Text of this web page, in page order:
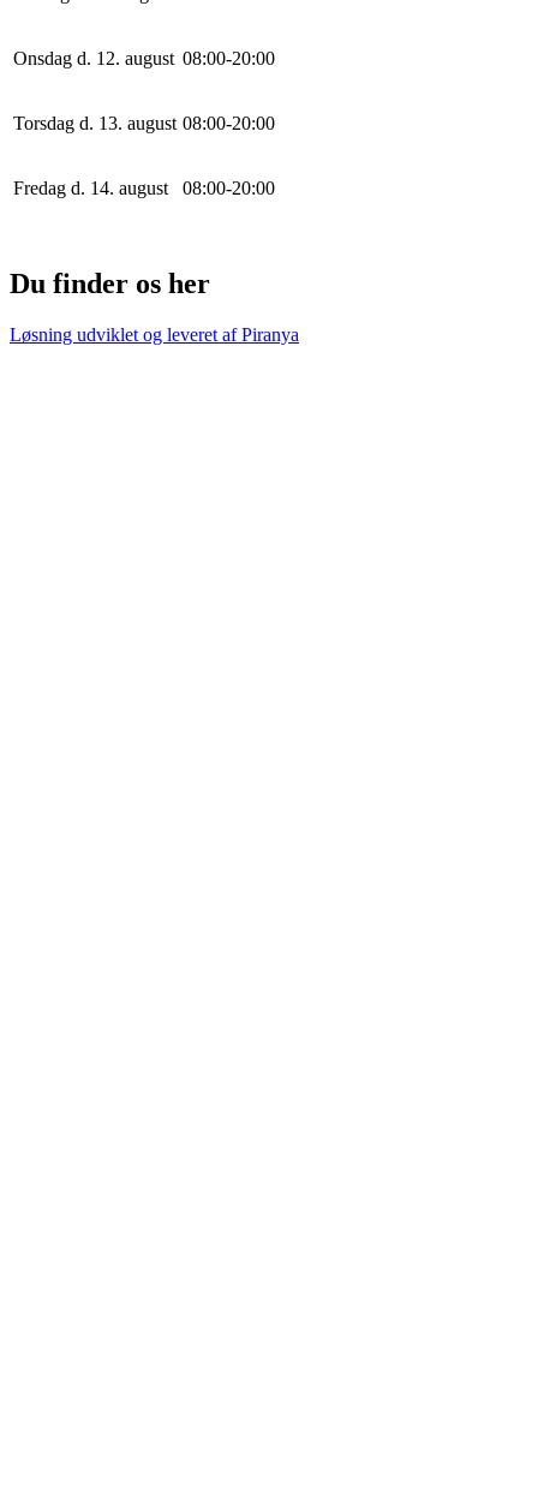
Onsdag d. 12. august 08:00-20:00
Torsdag d. 13. august 08:00-20:00
Fredag d. 14. august 08:00-20:00
Du finder os her
Løsning udviklet og leveret afPiranya